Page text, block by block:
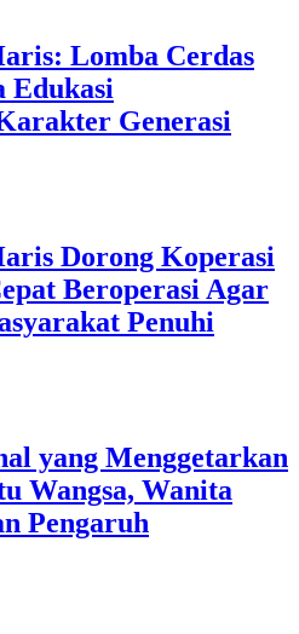
Lomba Cerdas
Edukasi
Generasi
Dorong Koperasi
Beroperasi Agar
Penuhi
yang Menggetarkan
Wangsa, Wanita
Pengaruh